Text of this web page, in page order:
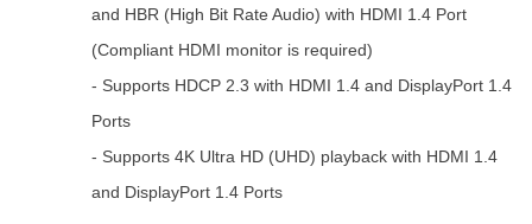
and HBR (High Bit Rate Audio) with HDMI 1.4 Port
(Compliant HDMI monitor is required)
- Supports HDCP 2.3 with HDMI 1.4 and DisplayPort 1.4
Ports
- Supports 4K Ultra HD (UHD) playback with HDMI 1.4
and DisplayPort 1.4 Ports